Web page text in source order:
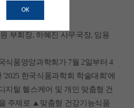
3일(목)
컨벤션센터
부회장, 하혜진 사무국장, 임용
식품영양과학회가 7월 2일부터 4
한국식품과학회 학술대회'에
지털 헬스케어 및 개인 맞춤형 건
주제로 ▲맞춤형 건강기능식품
OK